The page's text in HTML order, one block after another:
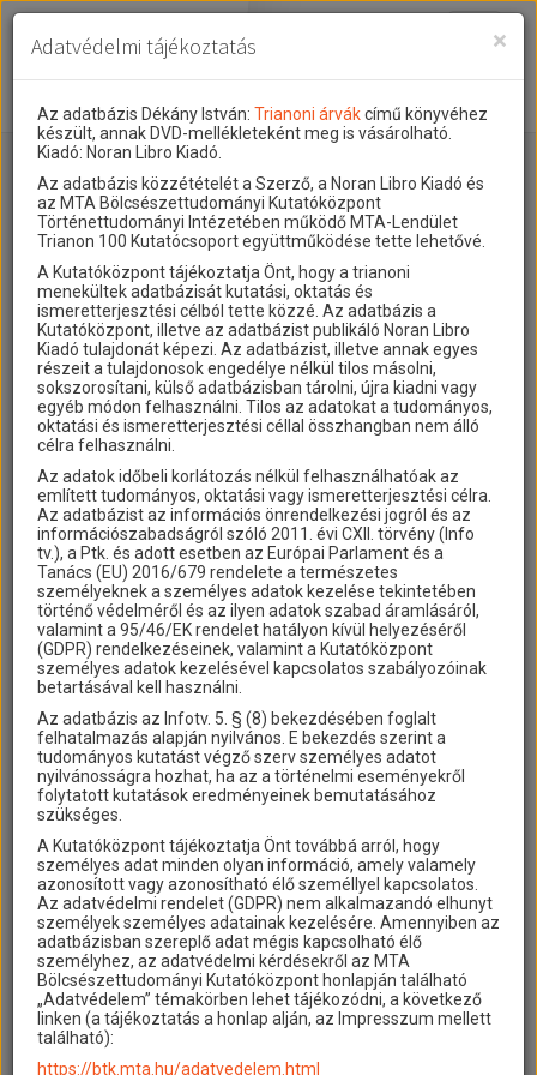
Előzmények
Nemzetközi kontextus: iratok és
interpretációk
Az összeomlás és a magyar társadalom
A békerendszer megszilárdulása
Utókor és emlékezet
Rólunk
A kutatócsoport működéséről
Munkatársaink
Hírek
Blog
Krónika
Galéria
Adatbázis
Emlékművek (feltöltés alatt)
Menekültek
Visszhang
Publikációk
Kapcsolat
Dokumentumok
A trianoni szerződés
Műhelymunkák
Menekültek
×
Adatvédelmi tájékoztatás
Az adatbázis Dékány István: Trianoni árvákcímű könyvéhez
készült, annak DVD-mellékleteként meg is vásárolható.
Kiadó: Noran Libro Kiadó.
Az adatbázis közzétételét a Szerző, a Noran Libro Kiadó és
az MTA Bölcsészettudományi Kutatóközpont
Történettudományi Intézetében működő MTA-Lendület
Trianon 100 Kutatócsoport együttműködése tette lehetővé.
A Kutatóközpont tájékoztatja Önt, hogy a trianoni
menekültek adatbázisát kutatási, oktatás és
ismeretterjesztési célból tette közzé. Az adatbázis a
Kutatóközpont, illetve az adatbázist publikáló Noran Libro
Kiadó tulajdonát képezi. Az adatbázist, illetve annak egyes
részeit a tulajdonosok engedélye nélkül tilos másolni,
sokszorosítani, külső adatbázisban tárolni, újra kiadni vagy
egyéb módon felhasználni. Tilos az adatokat a tudományos,
oktatási és ismeretterjesztési céllal összhangban nem álló
célra felhasználni.
Az adatok időbeli korlátozás nélkül felhasználhatóak az
említett tudományos, oktatási vagy ismeretterjesztési célra.
Az adatbázist az információs önrendelkezési jogról és az
információszabadságról szóló 2011. évi CXII. törvény (Info
tv.), a Ptk. és adott esetben az Európai Parlament és a
Tanács (EU) 2016/679 rendelete a természetes
személyeknek a személyes adatok kezelése tekintetében
történő védelméről és az ilyen adatok szabad áramlásáról,
valamint a 95/46/EK rendelet hatályon kívül helyezéséről
(GDPR) rendelkezéseinek, valamint a Kutatóközpont
személyes adatok kezelésével kapcsolatos szabályozóinak
betartásával kell használni.
Az adatbázis az Infotv. 5. § (8) bekezdésében foglalt
felhatalmazás alapján nyilvános. E bekezdés szerint a
tudományos kutatást végző szerv személyes adatot
nyilvánosságra hozhat, ha az a történelmi eseményekről
folytatott kutatások eredményeinek bemutatásához
szükséges.
A Kutatóközpont tájékoztatja Önt továbbá arról, hogy
személyes adat minden olyan információ, amely valamely
azonosított vagy azonosítható élő személlyel kapcsolatos.
Az adatvédelmi rendelet (GDPR) nem alkalmazandó elhunyt
személyek személyes adatainak kezelésére. Amennyiben az
adatbázisban szereplő adat mégis kapcsolható élő
személyhez, az adatvédelmi kérdésekről az MTA
Bölcsészettudományi Kutatóközpont honlapján található
„Adatvédelem” témakörben lehet tájékozódni, a következő
linken (a tájékoztatás a honlap alján, az Impresszum mellett
található):
https://btk.mta.hu/adatvedelem.html
Az alábbi adatbázis Dékány István:Trianoni árvákcímű
könyvéhez készült, annak DVD-mellékleteként meg is
vásárolható. A szerző, a Noran Libro Kiadó és az MTA
Bölcsészettudományi Kutatóközpontja valamint az MTA-
Lendület Trianon 100 Kutatócsoport együttműködése
tette elérhetővé az internet-felhasználók számára.
Keresés:
Honnan:
Hova:
Név ↓ Foglalkozás ↓ Honnan ↓
Hova ↓
Komlódi Pál
málházó Arad [Arad]
Pilis-Solt-
Komlódi Pál vasutas Arad [Arad]
Szajol
Nagykun-
Komjáthi Imre állomás felvigyázó Zágráb [Zágráb]
Komcsary Valéria nevelőnő
Komáromy István vont. altiszt
Ismeretlen
[Ismeretlen]
Komáromi István
vasutas Temesvár [Temes]
Kolumbán Tibor egy. hallg Kolozsvár [Kolozs]
Kolumbán György tanító Kolozsvár [Kolozs] Budapest
Kolter József vonatfékező Vinkovci [Szerém]
Koltai Lajos állami tanító
Bánffyhunyad
[Kolozs]
Budapest
Kolrusz Katalin magánzó